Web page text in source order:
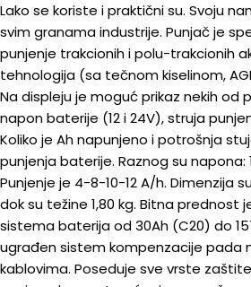
Lako se koriste i praktični su. Svoju
svim granama industrije. Punjač je
punjenje trakcionih i polu-trakcionih
tehnologija (sa tečnom kiselinom,
Na displeju je moguć prikaz nekih
napon baterije (12 i 24V), struja
Koliko je Ah napunjeno i potrošnja
punjenja baterije. Raznog su napona:
Punjenje je 4-8-10-12 A/h. Dimenzija
dok su težine 1,80 kg. Bitna prednost
sistema baterija od 30Ah (C20) do
ugrađen sistem kompenzacije pada
kablovima. Poseduje sve vrste